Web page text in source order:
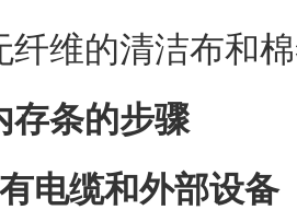
纤维的清洁布和
存条的步骤
电缆和外部设备